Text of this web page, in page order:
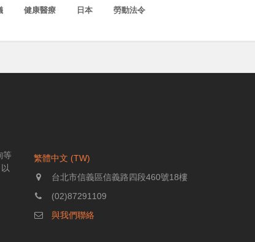
健康醫療 日本 勞動法令
等
繁體中文 (TW)
台北市信義區信義路四段460號18樓
(02)87291109
與我們聯絡